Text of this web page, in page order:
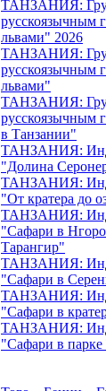
ТАНЗАНИЯ:
русскоязычным
львами" 2026
ТАНЗАНИЯ:
русскоязычным
львами"
ТАНЗАНИЯ:
русскоязычным
в Танзании"
ТАНЗАНИЯ:
"Долина
ТАНЗАНИЯ:
"От кратера до
ТАНЗАНИЯ:
"Сафари в
Тарангир"
ТАНЗАНИЯ:
"Сафари в
ТАНЗАНИЯ:
"Сафари в
ТАНЗАНИЯ:
"Сафари в парке